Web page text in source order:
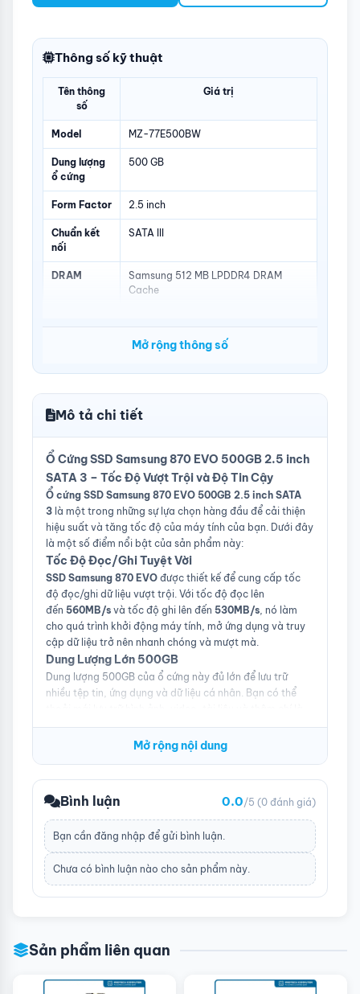
Thông số kỹ thuật
Tên thông
số
Giá trị
Model MZ-77E500BW
Dung lượng
ổ cứng
500 GB
Form Factor 2.5 inch
Chuẩn kết
nối
SATA III
DRAM
Samsung 512 MB LPDDR4 DRAM
Cache
560 MB/s
Tốc độ ghi
ngẫu nhiên
88,000 IOPS
Phần mềm Samsung Magician
Độ bền
(TBW)
300 TB
Thời gian
bảo hành
60 tháng hoặc trong giới hạn TBW
(Tùy điều kiện nào đến trước)
Mở rộng thông số
Mô tả chi tiết
Ổ Cứng SSD Samsung 870 EVO 500GB 2.5 inch
SATA 3 – Tốc Độ Vượt Trội và Độ Tin Cậy
Ổ cứng SSD Samsung 870 EVO 500GB 2.5 inch SATA
3 là một trong những sự lựa chọn hàng đầu để cải thiện
hiệu suất và tăng tốc độ của máy tính của bạn. Dưới đây
là một số điểm nổi bật của sản phẩm này:
Tốc Độ Đọc/Ghi Tuyệt Vời
SSD Samsung 870 EVO được thiết kế để cung cấp tốc
độ đọc/ghi dữ liệu vượt trội. Với tốc độ đọc lên
đến 560MB/s và tốc độ ghi lên đến 530MB/s , nó làm
cho quá trình khởi động máy tính, mở ứng dụng và truy
cập dữ liệu trở nên nhanh chóng và mượt mà.
Dung Lượng Lớn 500GB
Dung lượng 500GB của ổ cứng này đủ lớn để lưu trữ
nhiều tệp tin, ứng dụng và dữ liệu cá nhân. Bạn có thể
các ứng dụng và game lớn mà không lo lắng về thiếu
Mở rộng nội dung
Bình luận 0.0/5 (0 đánh giá)
Bạn cần đăng nhập để gửi bình luận.
Chưa có bình luận nào cho sản phẩm này.
Sản phẩm liên quan